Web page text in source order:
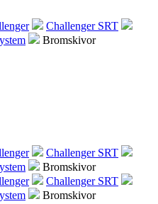
Challenger SRT
Bromskivor
Challenger SRT
Bromskivor
Challenger SRT
Bromskivor